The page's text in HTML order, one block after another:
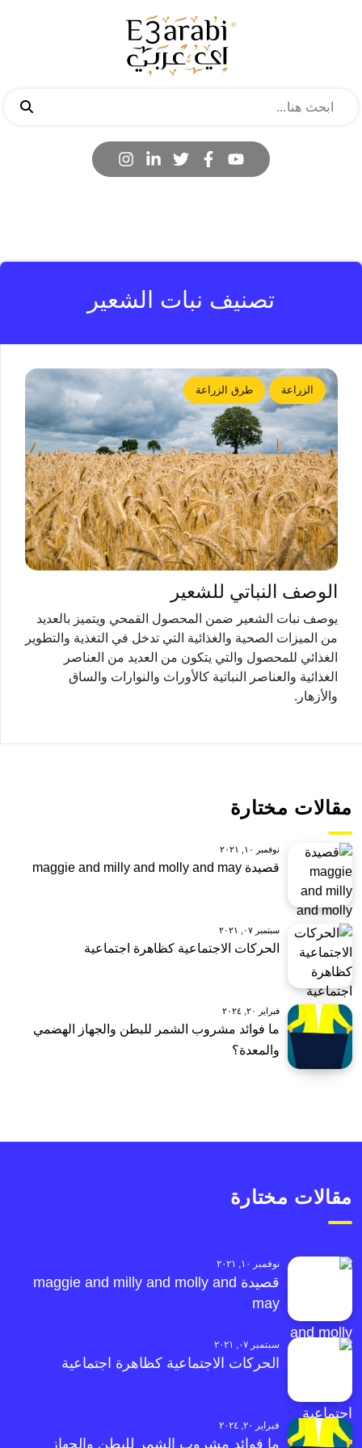
تصنيف نبات الشعير
الزراعة طرق الزراعة
الوصف النباتي للشعير
يوصف نبات الشعير ضمن المحصول القمحي ويتميز بالعديد
من الميزات الصحية والغذائية التي تدخل في التغذية والتطوير
الغذائي للمحصول والتي يتكون من العديد من العناصر
الغذائية والعناصر النباتية كالأوراث والنوارات والساق
والأزهار.
مقالات مختارة
نوفمبر ١٠, ٢٠٢١
قصيدة maggie and milly and molly and may
سبتمبر ٠٧, ٢٠٢١
الحركات الاجتماعية كظاهرة اجتماعية
فبراير ٢٠, ٢٠٢٤
ما فوائد مشروب الشمر للبطن والجهاز الهضمي
والمعدة؟
مقالات مختارة
نوفمبر ١٠, ٢٠٢١
قصيدة maggie and milly and molly and
may
سبتمبر ٠٧, ٢٠٢١
الحركات الاجتماعية كظاهرة اجتماعية
فبراير ٢٠, ٢٠٢٤
ما فوائد مشروب الشمر للبطن والجهاز